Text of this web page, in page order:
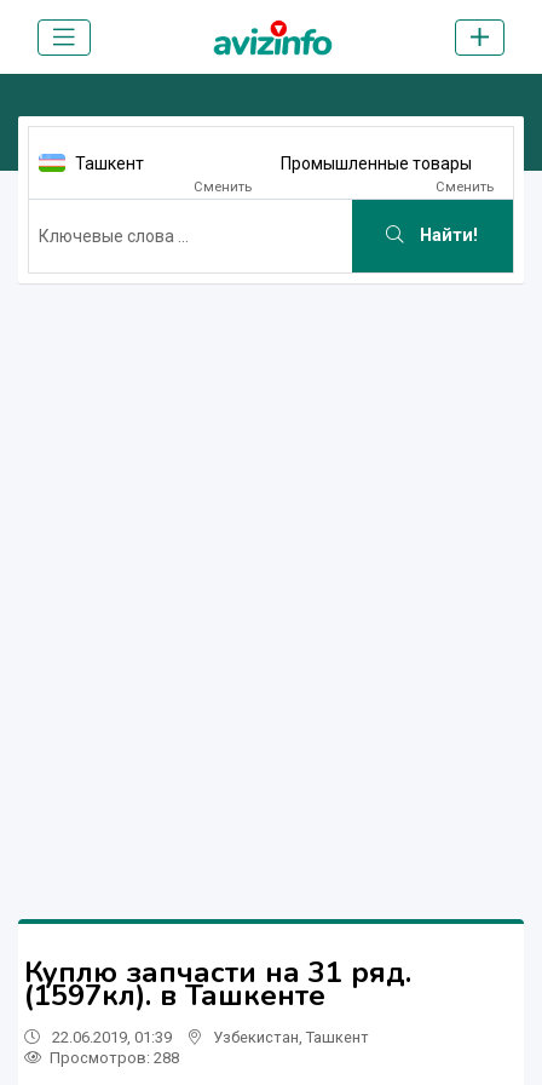
Ташкент
Сменить
Промышленные товары
Сменить
Найти!
Куплю запчасти на 31 ряд.
(1597кл). в Ташкенте
22.06.2019, 01:39 Узбекистан Ташкент
Просмотров: 288